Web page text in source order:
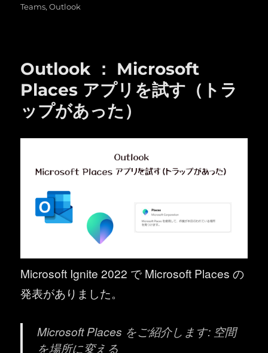
日:
ゴ
Teams,Outlook
Outlook ： Microsoft
Places アプリを試す（トラ
ップがあった）
Microsoft Ignite 2022 で Microsoft Places の
発表がありました。
Microsoft Places をご紹介します: 空間
を場所に変える